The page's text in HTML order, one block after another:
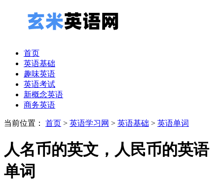
首页
英语基础
趣味英语
英语考试
新概念英语
商务英语
当前位置： 首页 > 英语学习网 > 英语基础 > 英语单词
人名币的英文，人民币的英语
单词